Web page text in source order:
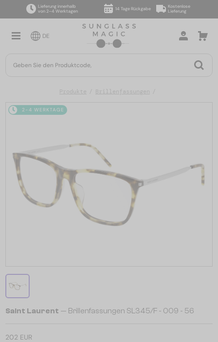
Lieferung innerhalb
von 2–4 Werktagen
14 Tage Rückgabe
Kostenlose
Lieferung
DE
Produkte Brillenfassungen
2-4 WERKTAGE
Saint Laurent — Brillenfassungen SL345/F - 009 - 56
202 EUR